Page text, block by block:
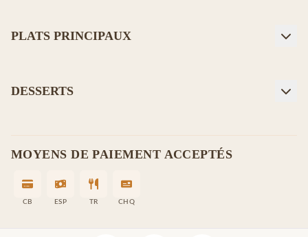
PLATS PRINCIPAUX
DESSERTS
MOYENS DE PAIEMENT ACCEPTÉS
CB ESP TR CHQ